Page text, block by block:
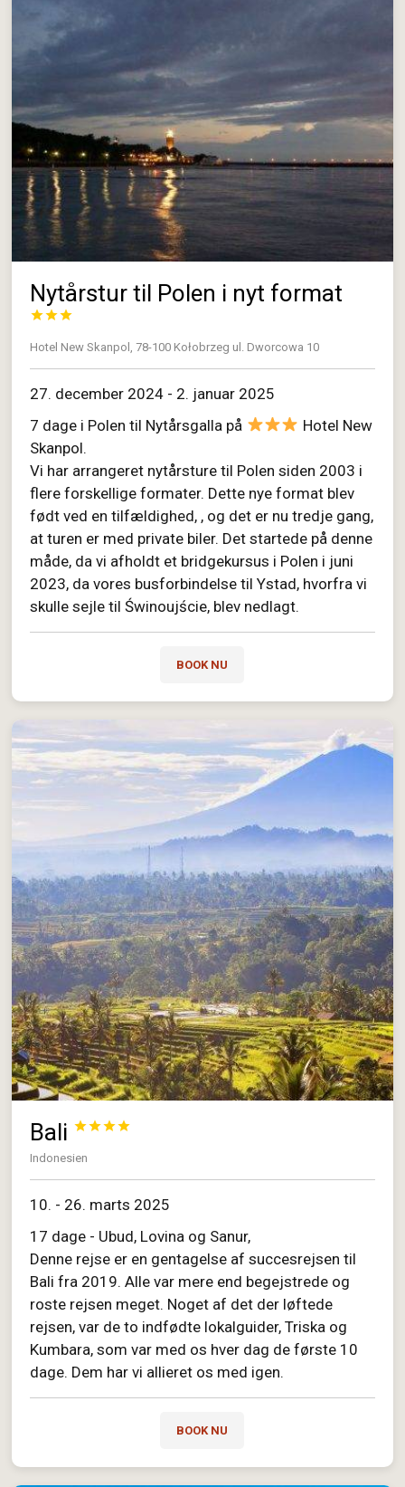
Nytårstur til Polen i nyt format



Hotel New Skanpol, 78-100 Kołobrzeg ul. Dworcowa 10
27. december 2024 - 2. januar 2025
7 dage i Polen til Nytårsgalla på
Hotel New
Skanpol.
Vi har arrangeret nytårsture til Polen siden 2003 i
flere forskellige formater. Dette nye format blev
født ved en tilfældighed, , og det er nu tredje gang,
at turen er med private biler. Det startede på denne
måde, da vi afholdt et bridgekursus i Polen i juni
2023, da vores busforbindelse til Ystad, hvorfra vi
skulle sejle til Świnoujście, blev nedlagt.
BOOK NU
Bali 



Indonesien
10. - 26. marts 2025
17 dage - Ubud, Lovina og Sanur,
Denne rejse er en gentagelse af succesrejsen til
Bali fra 2019. Alle var mere end begejstrede og
roste rejsen meget. Noget af det der løftede
rejsen, var de to indfødte lokalguider, Triska og
Kumbara, som var med os hver dag de første 10
dage. Dem har vi allieret os med igen.
BOOK NU